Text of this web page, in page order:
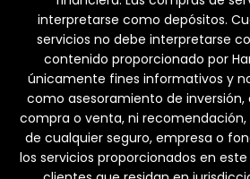
interpretarse como depósitos.
servicios no debe interpretarse
contenido proporcionado por
únicamente fines informativos y
como asesoramiento de
compra o venta, ni
de cualquier seguro, empresa o
los servicios proporcionados en